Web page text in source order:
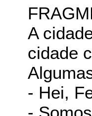
A
cidade
- Hei,